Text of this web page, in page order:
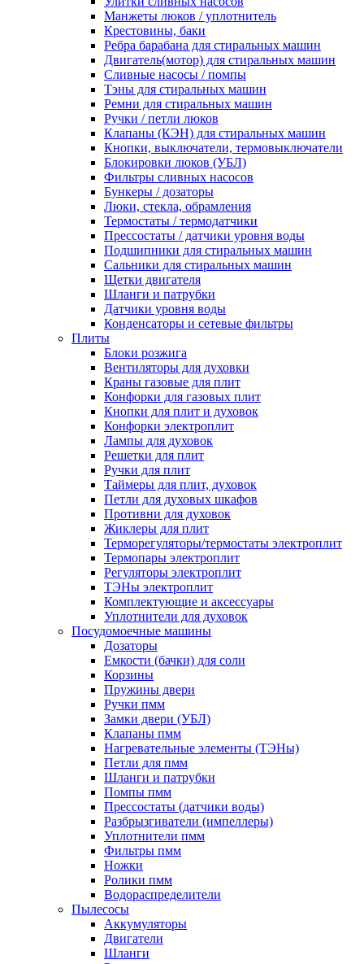
Манжеты люков / уплотнитель
Крестовины, баки
Ребра барабана для стиральных машин
Двигатель(мотор) для стиральных машин
Сливные насосы / помпы
Тэны для стиральных машин
Ремни для стиральных машин
Ручки / петли люков
Клапаны (КЭН) для стиральных машин
Кнопки, выключатели, термовыключатели
Блокировки люков (УБЛ)
Фильтры сливных насосов
Бункеры / дозаторы
Люки, стекла, обрамления
Термостаты / термодатчики
Прессостаты / датчики уровня воды
Подшипники для стиральных машин
Сальники для стиральных машин
Щетки двигателя
Шланги и патрубки
Датчики уровня воды
Конденсаторы и сетевые фильтры
Плиты
Блоки розжига
Вентиляторы для духовки
Краны газовые для плит
Конфорки для газовых плит
Кнопки для плит и духовок
Конфорки электроплит
Лампы для духовок
Решетки для плит
Ручки для плит
Таймеры для плит, духовок
Петли для духовых шкафов
Противни для духовок
Жиклеры для плит
Терморегуляторы/термостаты электроплит
Термопары электроплит
Регуляторы электроплит
ТЭНы электроплит
Комплектующие и аксессуары
Уплотнители для духовок
Посудомоечные машины
Дозаторы
Емкости (бачки) для соли
Корзины
Пружины двери
Ручки пмм
Замки двери (УБЛ)
Клапаны пмм
Нагревательные элементы (ТЭНы)
Петли для пмм
Шланги и патрубки
Помпы пмм
Прессостаты (датчики воды)
Разбрызгиватели (импеллеры)
Уплотнители пмм
Фильтры пмм
Ножки
Ролики пмм
Водораспределители
Пылесосы
Аккумуляторы
Двигатели
Шланги